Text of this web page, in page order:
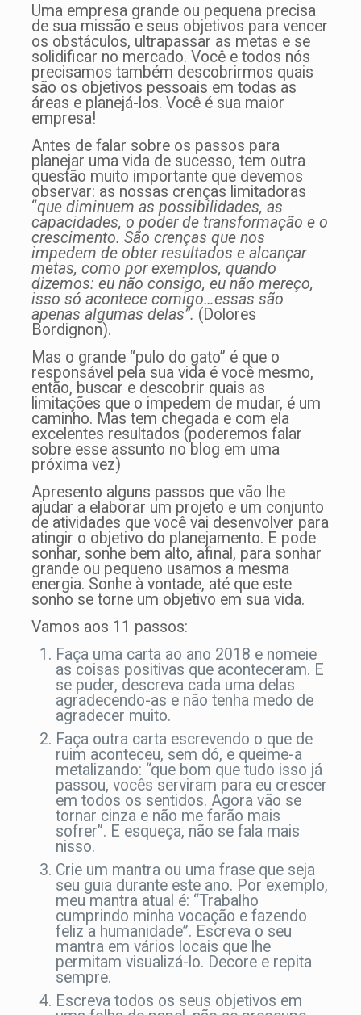
Uma empresa grande ou pequena precisa
de sua missão e seus objetivos para vencer
os obstáculos, ultrapassar as metas e se
solidificar no mercado. Você e todos nós
precisamos também descobrirmos quais
são os objetivos pessoais em todas as
áreas e planejá-los. Você é sua maior
empresa!
Antes de falar sobre os passos para
planejar uma vida de sucesso, tem outra
questão muito importante que devemos
observar: as nossas crenças limitadoras
“que diminuem as possibilidades, as
capacidades, o poder de transformação e o
crescimento. São crenças que nos
impedem de obter resultados e alcançar
metas, como por exemplos, quando
dizemos: eu não consigo, eu não mereço,
isso só acontece comigo…essas são
apenas algumas delas”. (Dolores
Bordignon).
Mas o grande “pulo do gato” é que o
responsável pela sua vida é você mesmo,
então, buscar e descobrir quais as
limitações que o impedem de mudar, é um
caminho. Mas tem chegada e com ela
excelentes resultados (poderemos falar
sobre esse assunto no blog em uma
próxima vez)
Apresento alguns passos que vão lhe
ajudar a elaborar um projeto e um conjunto
de atividades que você vai desenvolver para
atingir o objetivo do planejamento. E pode
sonhar, sonhe bem alto, afinal, para sonhar
grande ou pequeno usamos a mesma
energia. Sonhe à vontade, até que este
sonho se torne um objetivo em sua vida.
Vamos aos 11 passos:
Faça uma carta ao ano 2018 e nomeie
as coisas positivas que aconteceram. E
se puder, descreva cada uma delas
agradecendo-as e não tenha medo de
agradecer muito.
Faça outra carta escrevendo o que de
ruim aconteceu, sem dó, e queime-a
metalizando: “que bom que tudo isso já
passou, vocês serviram para eu crescer
em todos os sentidos. Agora vão se
tornar cinza e não me farão mais
sofrer”. E esqueça, não se fala mais
nisso.
Crie um mantra ou uma frase que seja
seu guia durante este ano. Por exemplo,
meu mantra atual é: “Trabalho
cumprindo minha vocação e fazendo
feliz a humanidade”. Escreva o seu
mantra em vários locais que lhe
permitam visualizá-lo. Decore e repita
sempre.
Escreva todos os seus objetivos em